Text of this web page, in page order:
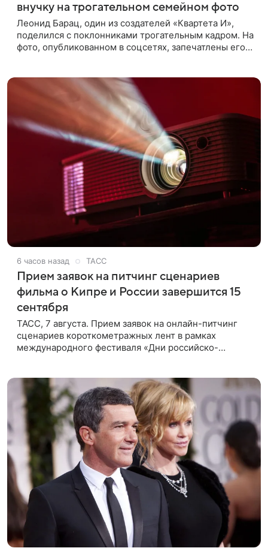
внучку на трогательном семейном фото
Леонид Барац, один из создателей «Квартета И»,
поделился с поклонниками трогательным кадром. На
фото, опубликованном в соцсетях, запечатлены его
6 часов назад ТАСС
Прием заявок на питчинг сценариев
фильма о Кипре и России завершится 15
сентября
ТАСС, 7 августа. Прием заявок на онлайн-питчинг
сценариев короткометражных лент в рамках
международного фестиваля «Дни российско-